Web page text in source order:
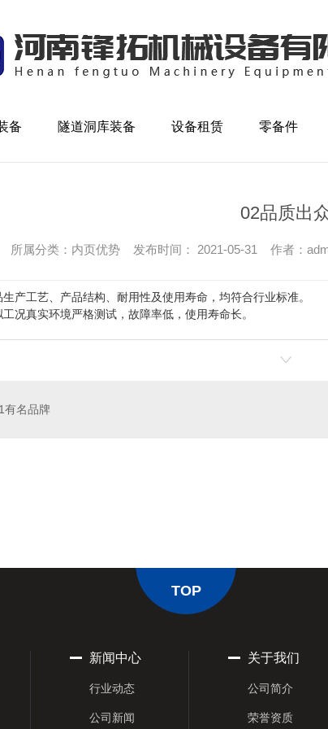
备 隧道洞库装备 设备租赁 零备件
02品质出
所属分类：内页优势 发布时间： 2021-05-31 作者：
产工艺、产品结构、耐用性及使用寿命，均符合行业标准。
况真实环境严格测试，故障率低，使用寿命长。
有名品牌
TOP
新闻中心
行业动态
公司新闻
关于我们
公司简介
荣誉资质